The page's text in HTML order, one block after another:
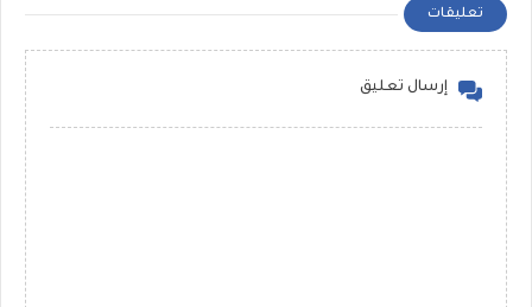
تعليقات
إرسال تعليق